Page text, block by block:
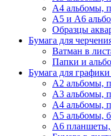
А4 альбомы,
А5 и А6
Образцы
Бумага для
Ватман в
Папки и
Бумага для графики
А2 альбомы,
А3 альбомы,
А4 альбомы,
А5 альбомы,
А6